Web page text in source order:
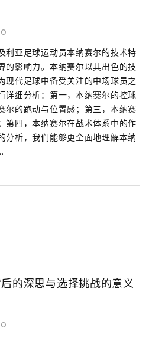
利亚足球运动员本纳赛尔的技术特
的影响力。本纳赛尔以其出色的技
现代足球中备受关注的中场球员之
详细分析：第一，本纳赛尔的控球
尔的跑动与位置感；第三，本纳赛
第四，本纳赛尔在战术体系中的作
分析，我们能够更全面地理解本纳
的深思与选择挑战的意义